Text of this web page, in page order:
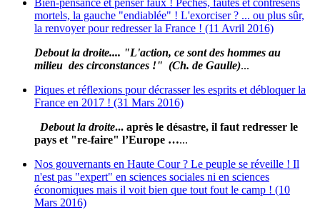
Bien-pensance et penser faux ! Péchés, fautes et contresens
mortels, la gauche "endiablée" ! L'exorciser ? ... ou plus sûr,
la renvoyer pour redresser la France ! (11 Avril 2016)
Debout la droite.... "L'action, ce sont des hommes au
milieu des circonstances !" (Ch. de Gaulle)...
Piques et réflexions pour décrasser les esprits et débloquer la
France en 2017 ! (31 Mars 2016)
Debout la droite... après le désastre, il faut redresser le
pays et "re-faire" l’Europe …...
Nos gouvernants en Haute Cour ? Le peuple se réveille ! Il
n'est pas "expert" en sciences sociales ni en sciences
économiques mais il voit bien que tout fout le camp ! (10
Mars 2016)